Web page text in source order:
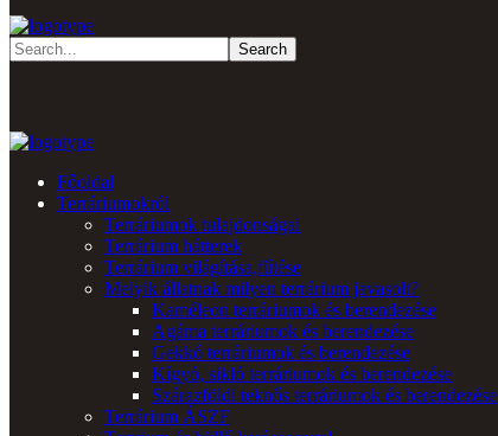
Főoldal
Terráriumokról
Terráriumok tulajdonságai
Terrárium hátterek
Terrárium világítása,fűtése
Melyik állatnak milyen terrárium javasolt?
Kaméleon terráriumok és berendezése
Agáma terráriumok és berendezése
Gekkó terráriumok és berendezése
Kígyó, sikló terráriumok és berendezése
Szárazföldi teknős terráriumok és berendezése
Terrárium ÁSZF